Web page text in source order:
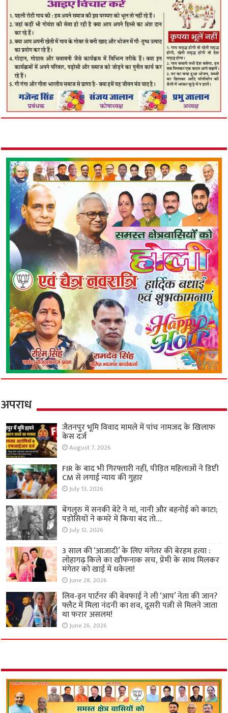
अपराध
जैतनपुर भूमि विवाद मामले में पांच नामजद के खिलाफ
केस दर्ज
August 7, 2026
FIR के बाद भी गिरफ्तारी नहीं, पीड़ित महिलाओं ने डिप्टी
CM से लगाई न्याय की गुहार
July 13, 2026
बेंगलुरु में सनकी बेटे ने मां, नानी और बहनोई को काटा;
पड़ोसियों ने कमरे में किया बंद तो…
July 12, 2026
3 साल की ‘आजादी’ के लिए मंगेतर की बेरहम हत्या :
लोहागढ़ किले का खौफनाक सच, प्रेमी के साथ मिलकर
मंगेतर को खाई में धकेला!
June 28, 2026
लिव-इन पार्टनर की बेवफाई ने ली ‘आप’ नेता की जान?
फ्लैट में मिला नंदनी का शव, दूसरी पत्नी से मिलने जाता
था फरार असलम!
June 26, 2026